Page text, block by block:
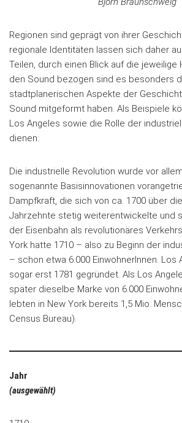
Regionen sind geprägt von ihrer
regionale Identitäten lassen sich daher
Teilen, durch einen Blick auf die jeweilige
den Sound bezogen sind es besonders
stadtplanerischen Aspekte der
Sound mitgeformt haben. Als Beispiele
Los Angeles sowie die Rolle der
dienen:
Die industrielle Revolution wurde vor
sogenannte Basisinnovationen
Dampfkraft, die sich von ca. 1700 über
Jahrzehnte stetig weiterentwickelte und
der Eisenbahn als revolutionäres
York hatte 1710 – also zu Beginn der
– schon etwa 6.000 EinwohnerInnen. Los
sogar erst 1781 gegründet. Als Los
später dieselbe Marke von 6.000
lebten in New York bereits 1,5 Mio.
Census Bureau).
Jahr
(ausgewählt)